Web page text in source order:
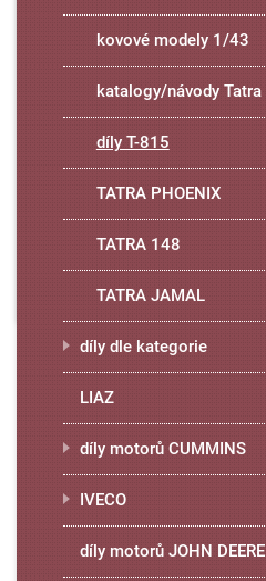
kovové modely 1/43
katalogy/návody Tatra
díly T-815
TATRA PHOENIX
TATRA 148
TATRA JAMAL
díly dle kategorie
LIAZ
díly motorů CUMMINS
IVECO
díly motorů JOHN DEERE